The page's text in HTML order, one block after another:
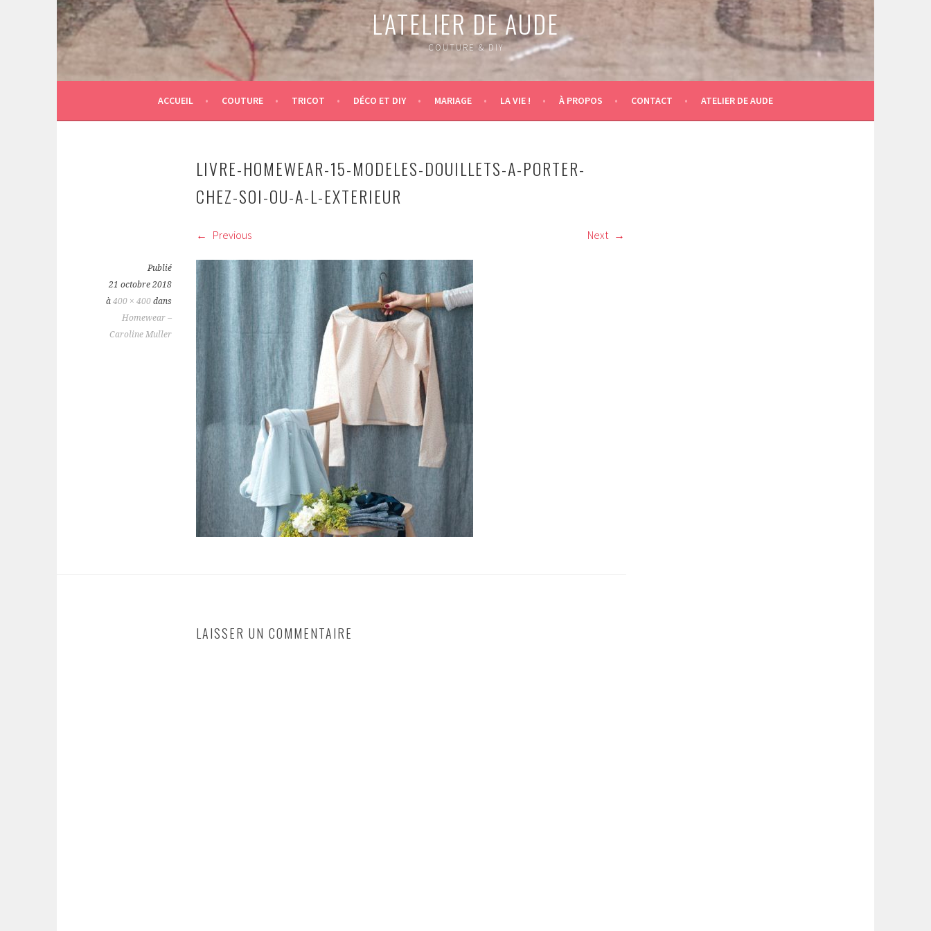
L'ATELIER DE AUDE
COUTURE & DIY
ACCUEIL COUTURE TRICOT DÉCO ET DIY MARIAGE LA VIE ! À PROPOS CONTACT ATELIER DE AUDE
LIVRE-HOMEWEAR-15-MODELES-DOUILLETS-A-PORTER-
CHEZ-SOI-OU-A-L-EXTERIEUR
Previous Next
Publié
21 octobre 2018
à 400 × 400 dans
Homewear –
Caroline Muller
LAISSER UN COMMENTAIRE